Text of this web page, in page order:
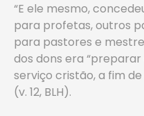
“E ele mesmo,
para profetas, outros
para pastores e
dos dons era
serviço cristão, a fim
(v. 12, BLH).